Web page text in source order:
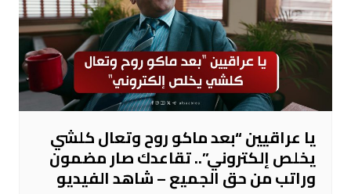
يا عراقيين “بعد ماكو روح وتعال كلشي
يخلص إلكتروني”.. تقاعدك صار مضمون
وراتب من حق الجميع – شاهد الفيديو